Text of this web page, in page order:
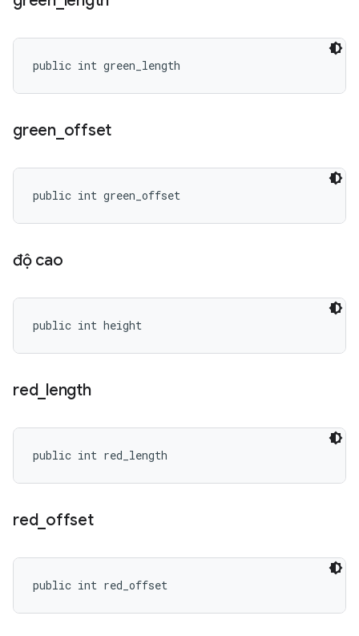
public int green_length
green_ offset
public int green_offset
độ cao
public int height
red_ length
public int red_length
red_ offset
public int red_offset